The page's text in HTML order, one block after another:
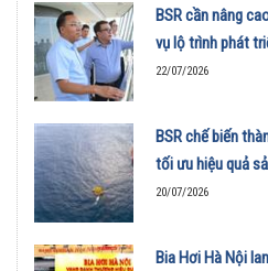
BSR cần nâng
vụ lộ trình phát
22/07/2026
BSR chế biến
tối ưu hiệu quả
20/07/2026
Bia Hơi Hà Nội